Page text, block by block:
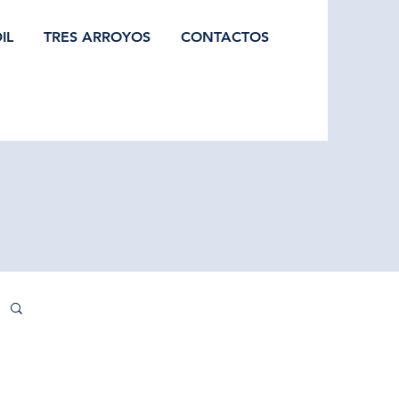
TRES ARROYOS CONTACTOS